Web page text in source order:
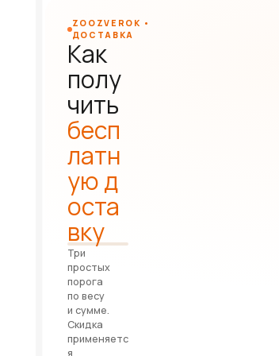
ZOOZVEROK •
ДОСТАВКА
Как
полу
чить
бесп
латн
ую д
оста
вку
Три
простых
порога
по весу
и сумме.
Скидка
применяетс
я